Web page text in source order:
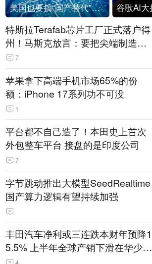
美国也要搞“国产替代”？先算清三笔账
特斯拉Terafab芯片工厂正式落户得
州！马斯克放言：要把尖端制造带
回美国
7
苹果拿下高端手机市场65%的份
额：iPhone 17系列功不可没
1
平台都不自己造了！本田史上首次
外包整车平台 接盘的是印度公司
7
字节跳动推出大模型SeedRealtime
国产算力逻辑有望持续加强
丰田汽车净利或三连跌本财年预降1
5.5% 上半年全球产销下滑在华少卖
14.3万辆